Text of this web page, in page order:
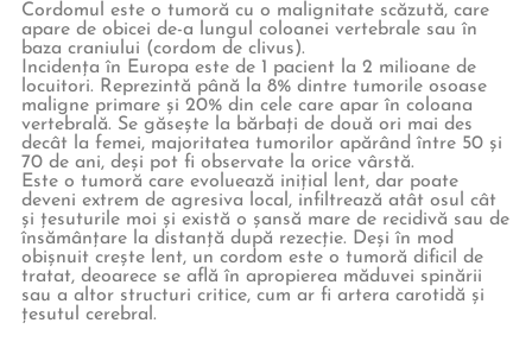
Cordomul este o tumoră cu o malignitate scăzută, care
apare de obicei de-a lungul coloanei vertebrale sau în
baza craniului (cordom de clivus).
Incidența în Europa este de 1 pacient la 2 milioane de
locuitori. Reprezintă până la 8% dintre tumorile osoase
maligne primare și 20% din cele care apar în coloana
vertebrală. Se găsește la bărbați de două ori mai des
decât la femei, majoritatea tumorilor apărând între 50 și
70 de ani, deși pot fi observate la orice vârstă.
Este o tumoră care evoluează inițial lent, dar poate
deveni extrem de agresiva local, infiltrează atât osul cât
și țesuturile moi și există o șansă mare de recidivă sau de
însămânțare la distanță după rezecție. Deși în mod
obișnuit crește lent, un cordom este o tumoră dificil de
tratat, deoarece se află în apropierea măduvei spinării
sau a altor structuri critice, cum ar fi artera carotidă și
țesutul cerebral.